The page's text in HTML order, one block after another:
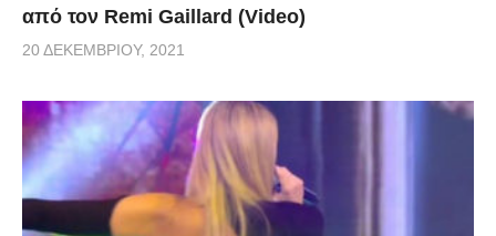
από τον Remi Gaillard (Video)
20 ΔΕΚΕΜΒΡΊΟΥ, 2021